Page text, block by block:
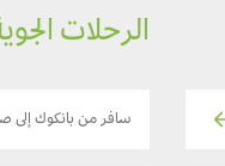
الرحلات
سافر من بانكوك إلى